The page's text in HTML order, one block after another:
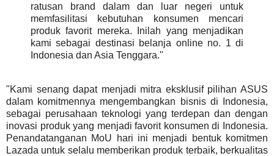
ratusan brand dalam dan luar negeri untuk
memfasilitasi kebutuhan konsumen mencari
produk favorit mereka. Inilah yang menjadikan
kami sebagai destinasi belanja online no. 1 di
Indonesia dan Asia Tenggara."
"Kami senang dapat menjadi mitra eksklusif pilihan ASUS
dalam komitmennya mengembangkan bisnis di Indonesia,
sebagai perusahaan teknologi yang terdepan dan dengan
inovasi produk yang menjadi favorit konsumen di Indonesia.
Penandatanganan MoU hari ini menjadi bentuk komitmen
Lazada untuk selalu memberikan produk terbaik, berkualitas